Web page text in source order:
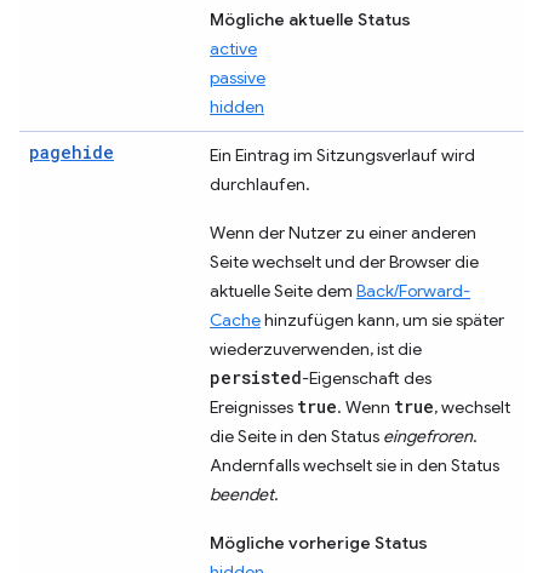
Mögliche aktuelle Status
active
passive
hidden
pagehide
Ein Eintrag im Sitzungsverlauf wird
durchlaufen.
Wenn der Nutzer zu einer anderen
Seite wechselt und der Browser die
aktuelle Seite dem Back/Forward-
Cachehinzufügen kann, um sie später
wiederzuverwenden, ist die
persisted-Eigenschaft des
Ereignisses true. Wenn true, wechselt
die Seite in den Status eingefroren.
Andernfalls wechselt sie in den Status
beendet.
Mögliche vorherige Status